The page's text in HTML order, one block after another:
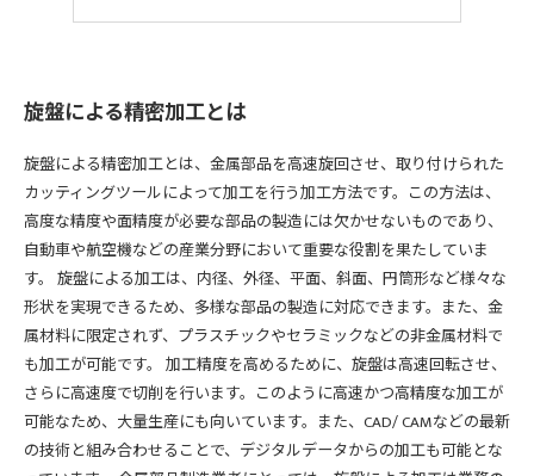
旋盤による精密加工とは
旋盤による精密加工とは、金属部品を高速旋回させ、取り付けられた
カッティングツールによって加工を行う加工方法です。この方法は、
高度な精度や面精度が必要な部品の製造には欠かせないものであり、
自動車や航空機などの産業分野において重要な役割を果たしていま
す。 旋盤による加工は、内径、外径、平面、斜面、円筒形など様々な
形状を実現できるため、多様な部品の製造に対応できます。また、金
属材料に限定されず、プラスチックやセラミックなどの非金属材料で
も加工が可能です。 加工精度を高めるために、旋盤は高速回転させ、
さらに高速度で切削を行います。このように高速かつ高精度な加工が
可能なため、大量生産にも向いています。また、CAD/ CAMなどの最新
の技術と組み合わせることで、デジタルデータからの加工も可能とな